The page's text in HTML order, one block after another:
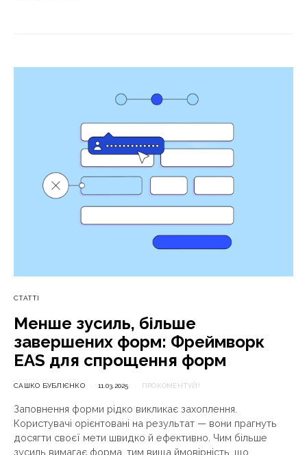
СТАТТІ
Менше зусиль, більше
завершених форм: Фреймворк
EAS для спрощення форм
САШКО БУБЛІЄНКО 11.03.2025 ПРОКОМЕНТУЙ!
Заповнення форми рідко викликає захоплення.
Користувачі орієнтовані на результат — вони прагнуть
досягти своєї мети швидко й ефективно. Чим більше
зусиль вимагає форма, тим вища ймовірність, що